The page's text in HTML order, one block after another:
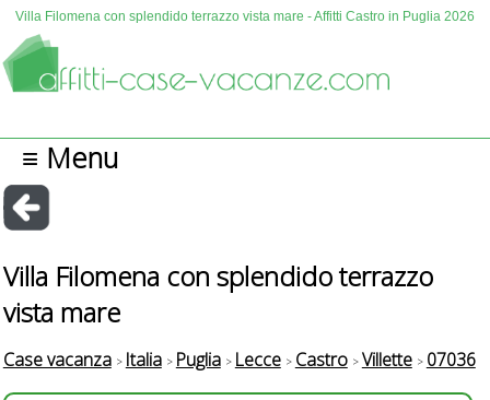
Villa Filomena con splendido terrazzo vista mare - Affitti Castro in Puglia 2026
≡ Menu
Villa Filomena con splendido terrazzo
vista mare
Case vacanza Italia Puglia Lecce Castro Villette 07036